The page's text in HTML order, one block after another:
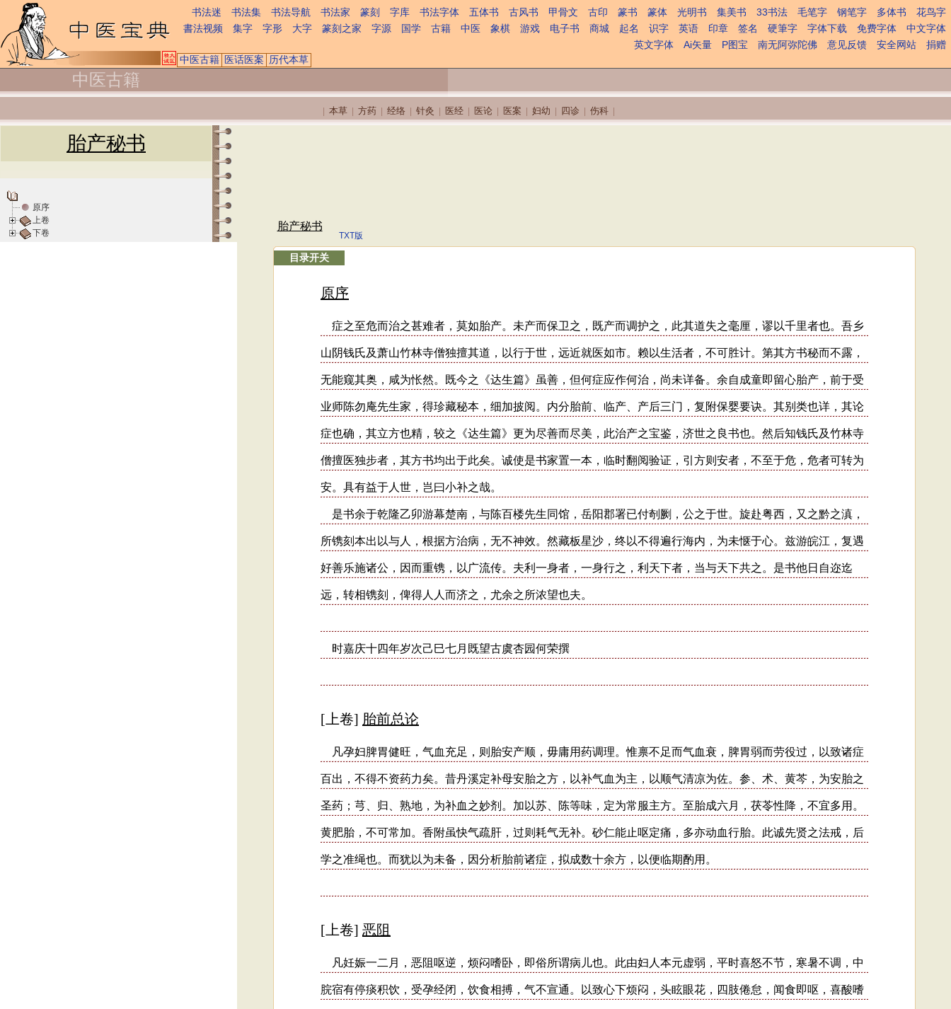
书法迷 书法集 书法导航 书法家 篆刻 字库 书法字体 五体书 古风书 甲骨文 古印 篆书 篆体 光明书 集美书 33书法 毛笔字 钢笔字 多体书
花鸟字
書法视频
集字 字形 大字 篆刻之家 字源 国学 古籍 中医 象棋 游戏 电子书 商城 起名 识字 英语 印章 签名 硬筆字 字体下载 免费字体
中文字体
英文字体
Ai矢量 P图宝 南无阿弥陀佛 意见反馈 安全网站
捐赠
中医古籍 医话医案 历代本草
中医古籍
本草 方药 经络 针灸 医经 医论 医案 妇幼 四诊 伤科
胎产秘书
原序
上卷
下卷
胎产秘书
TXT版
目录开关